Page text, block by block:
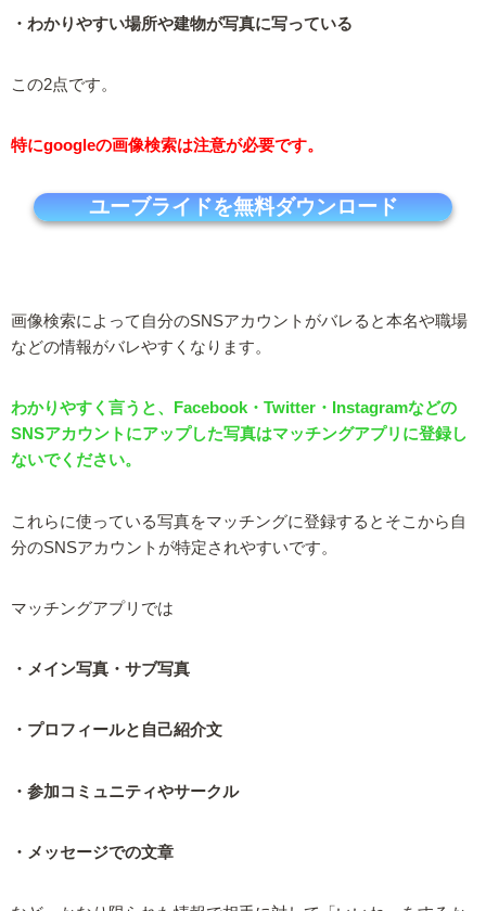
・わかりやすい場所や建物が写真に写っている
この2点です。
特にgoogleの画像検索は注意が必要です。
ユーブライドを無料ダウンロード
画像検索によって自分のSNSアカウントがバレると本名や職場
などの情報がバレやすくなります。
わかりやすく言うと、Facebook・Twitter・Instagramなどの
SNSアカウントにアップした写真はマッチングアプリに登録し
ないでください。
これらに使っている写真をマッチングに登録するとそこから自
分のSNSアカウントが特定されやすいです。
マッチングアプリでは
・メイン写真・サブ写真
・プロフィールと自己紹介文
・参加コミュニティやサークル
・メッセージでの文章